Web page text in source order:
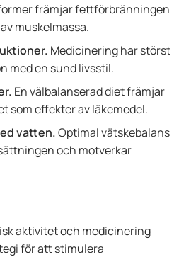
främjar fettförbränningen
muskelmassa.
Medicinering har störst
med en sund livsstil.
En välbalanserad diet främjar
som effekter av läkemedel.
vatten.Optimal vätskebalans
och motverkar
aktivitet och medicinering
för att stimulera